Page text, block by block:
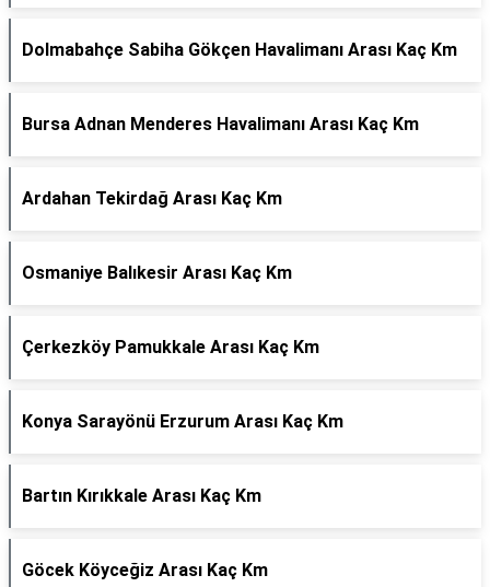
Dolmabahçe Sabiha Gökçen Havalimanı Arası Kaç Km
Bursa Adnan Menderes Havalimanı Arası Kaç Km
Ardahan Tekirdağ Arası Kaç Km
Osmaniye Balıkesir Arası Kaç Km
Çerkezköy Pamukkale Arası Kaç Km
Konya Sarayönü Erzurum Arası Kaç Km
Bartın Kırıkkale Arası Kaç Km
Göcek Köyceğiz Arası Kaç Km